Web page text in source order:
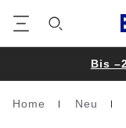
Bis
Homepage
Home Neu